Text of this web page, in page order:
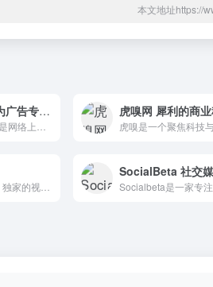
本文地址https://
MediaPost 为广告专业人士提供完整的资源
36氪通过全面，独家的视角为用户深度剖析最前沿的资讯，致力于让一部分人先看到未来